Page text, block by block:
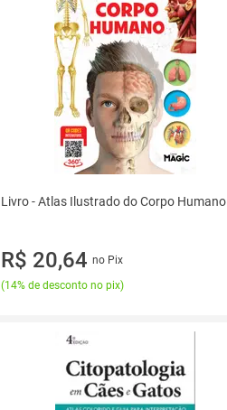
Livro - Atlas Ilustrado do Corpo Humano
R$ 20,64 no Pix
(14% de desconto no pix)